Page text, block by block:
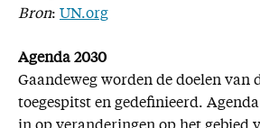
Bron: UN.org
Agenda 2030
Gaandeweg worden de doelen van
toegespitst en gedefinieerd.